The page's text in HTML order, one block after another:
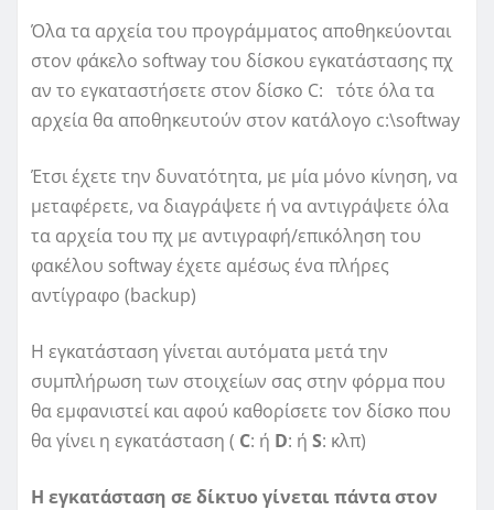
Όλα τα αρχεία του προγράμματος αποθηκεύονται
στον φάκελο softway του δίσκου εγκατάστασης πχ
αν το εγκαταστήσετε στον δίσκο C: τότε όλα τα
αρχεία θα αποθηκευτούν στον κατάλογο c:\softway
Έτσι έχετε την δυνατότητα, με μία μόνο κίνηση, να
μεταφέρετε, να διαγράψετε ή να αντιγράψετε όλα
τα αρχεία του πχ με αντιγραφή/επικόληση του
φακέλου softway έχετε αμέσως ένα πλήρες
αντίγραφο (backup)
Η εγκατάσταση γίνεται αυτόματα μετά την
συμπλήρωση των στοιχείων σας στην φόρμα που
θα εμφανιστεί και αφού καθορίσετε τον δίσκο που
θα γίνει η εγκατάσταση ( C: ή D: ή S: κλπ)
Η εγκατάσταση σε δίκτυο γίνεται πάντα στον